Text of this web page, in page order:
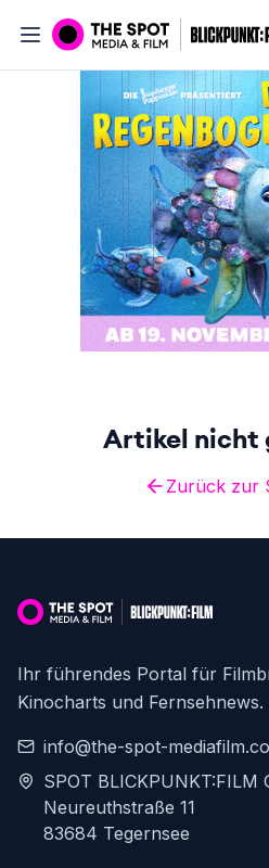
Artikel nicht
Zurück zur
Ihr führendes Portal für
Kinocharts und Fernsehnews.
info@the-spot-
SPOT BLICKPUNKT:FILM
Neureuthstraße 11
83684 Tegernsee